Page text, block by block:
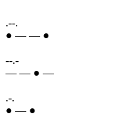
.--.
● — — ●
--.-
— — ● —
.-.
● — ●